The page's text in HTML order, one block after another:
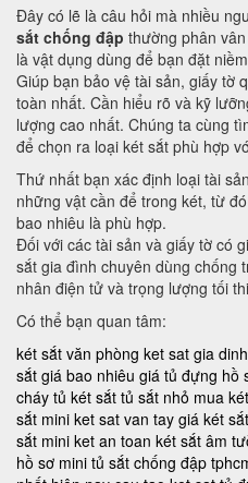
Đây có lẽ là câu hỏi mà nhiều
sắt chống đập thường phân
là vật dụng dùng để bạn đặt
Giúp bạn bảo vệ tài sản, giấy tờ
toàn nhất. Cần hiểu rõ và kỹ
lượng cao nhất. Chúng ta cùng
để chọn ra loại két sắt phù hợp
Thứ nhất bạn xác định loại tài
những vật cần để trong két, từ
bao nhiêu là phù hợp.
Đối với các tài sản và giấy tờ có
sắt gia đình chuyên dùng chống
nhân điện tử và trọng lượng tối
Có thể bạn quan tâm:
két sắt văn phòng ket sat gia dinh
sắt giá bao nhiêu giá tủ đựng hồ
cháy tủ két sắt tủ sắt nhỏ mua
sắt mini ket sat van tay giá két
sắt mini ket an toan két sắt âm
hồ sơ mini tủ sắt chống đập